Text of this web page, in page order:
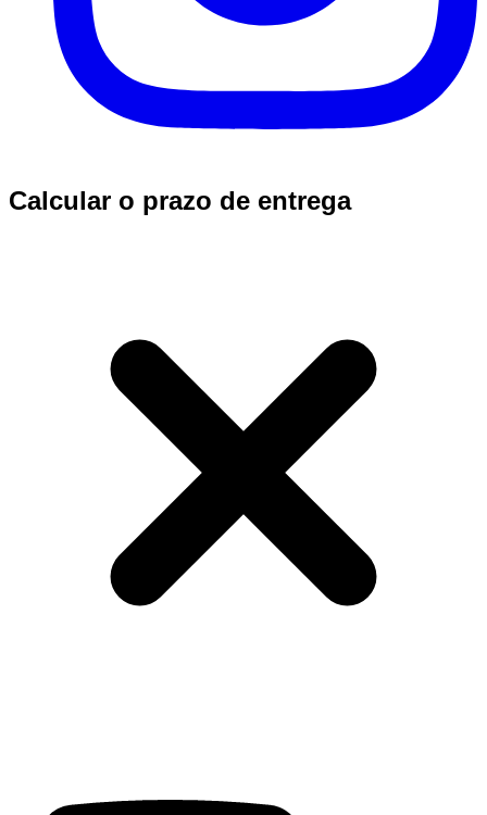
Calcular o prazo de entrega